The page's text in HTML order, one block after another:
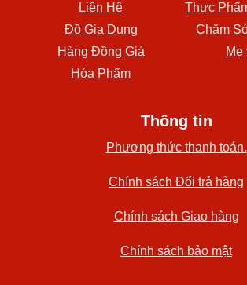
Liên Hệ
Thực
Đồ Gia Dụng
Chăm
Hàng Đồng Giá
Mẹ
Hóa Phẩm
Thông tin
Phương thức thanh toán.
Chính sách Đổi trả hàng
Chính sách Giao hàng
Chính sách bảo mật